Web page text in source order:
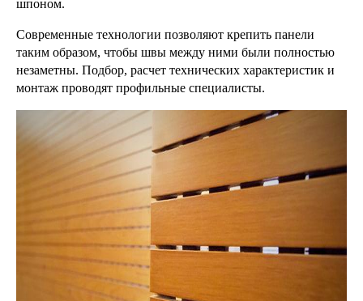
шпоном.
Современные технологии позволяют крепить панели
таким образом, чтобы швы между ними были полностью
незаметны. Подбор, расчет технических характеристик и
монтаж проводят профильные специалисты.